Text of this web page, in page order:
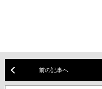
前の記事へ